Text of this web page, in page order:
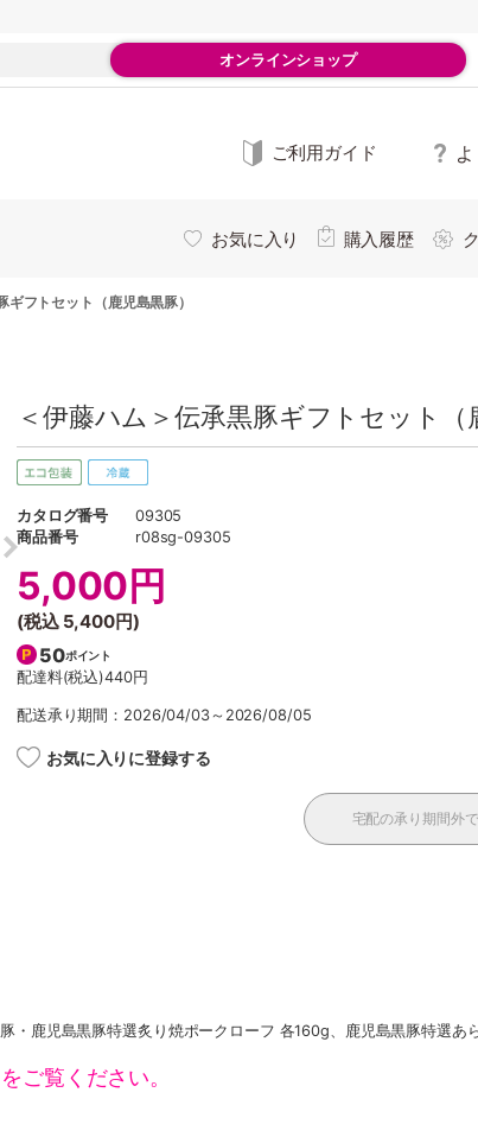
オンラインショップ
ご利用ガイド
お気に入り 購入履歴
ギフトセット（鹿児島黒豚）
＜伊藤ハム＞伝承黒豚ギフトセット（
カタログ番号
09305
商品番号
r08sg-09305
5,000円
(税込 5,400円)
50ポイント
配達料(税込)440円
配送承り期間：2026/04/03～2026/08/05
お気に入りに登録する
宅配の承り期間外
・鹿児島黒豚特選炙り焼ポークローフ 各160g、鹿児島黒豚特選あ
ご覧ください。